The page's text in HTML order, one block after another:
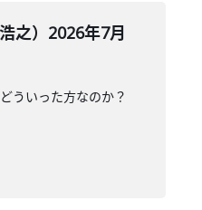
之）2026年7月
ういった方なのか？